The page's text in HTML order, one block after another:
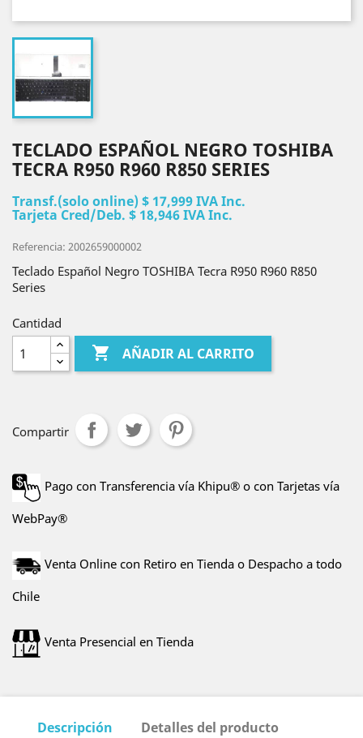
TECLADO ESPAÑOL NEGRO TOSHIBA
TECRA R950 R960 R850 SERIES
Transf.(solo online) $ 17,999 IVA Inc.
Tarjeta Cred/Deb. $ 18,946 IVA Inc.
Referencia: 2002659000002
Teclado Español Negro TOSHIBA Tecra R950 R960 R850
Series
Cantidad
 AÑADIR AL CARRITO
Compartir
Pago con Transferencia vía Khipu® o con Tarjetas vía
WebPay®
Venta Online con Retiro en Tienda o Despacho a todo
Chile
Venta Presencial en Tienda
Descripción Detalles del producto